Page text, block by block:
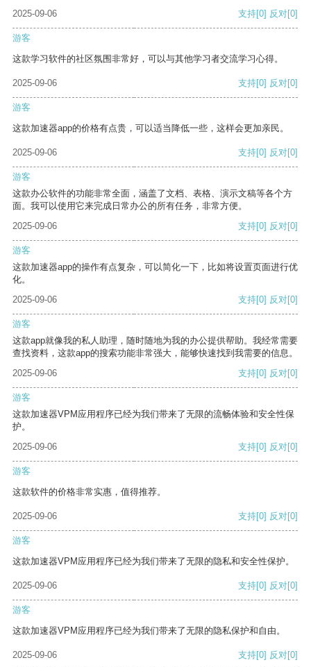
2025-09-06
支持[0] 反对[0]
游客
这款学习软件的社区氛围非常好，可以与其他学习者交流学习心得。
2025-09-06 支持[0] 反对[0]
游客
这款加速器app的价格有点贵，可以适当降低一些，这样会更加亲民。
2025-09-06 支持[0] 反对[0]
游客
这款办公软件的功能非常全面，涵盖了文档、表格、演示文稿等各个方
面。我可以使用它来完成日常办公的所有任务，非常方便。
2025-09-06
支持[0] 反对[0]
游客
这款加速器app的操作有点复杂，可以简化一下，比如将设置页面进行优
化。
2025-09-06
支持[0] 反对[0]
游客
这款app就像我的私人助理，随时随地为我的办公提供帮助。我经常需要
查找资料，这款app的搜索功能非常强大，能够快速找到我需要的信息。
2025-09-06
支持[0] 反对[0]
游客
这款加速器VPM应用程序已经为我们带来了无限的流畅体验和安全性保
护。
2025-09-06
支持[0] 反对[0]
游客
这款软件的价格非常实惠，值得推荐。
2025-09-06 支持[0] 反对[0]
游客
这款加速器VPM应用程序已经为我们带来了无限的隐私和安全性保护。
2025-09-06 支持[0] 反对[0]
游客
这款加速器VPM应用程序已经为我们带来了无限的隐私保护和自由。
2025-09-06 支持[0] 反对[0]